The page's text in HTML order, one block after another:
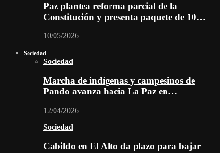
Paz plantea reforma parcial de la
Constitución y presenta paquete de 10…
10/05/2026
Sociedad
Sociedad
Marcha de indígenas y campesinos de
Pando avanza hacia La Paz en…
12/04/2026
Sociedad
Cabildo en El Alto da plazo para bajar